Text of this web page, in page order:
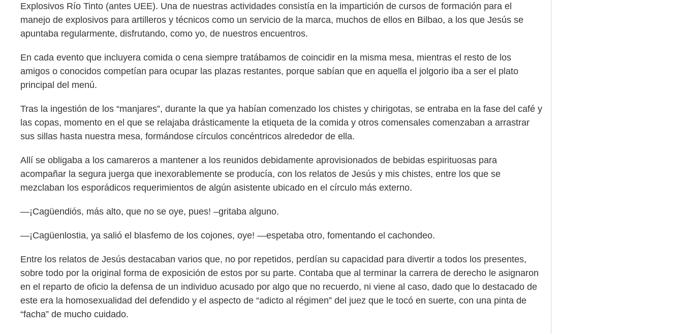
Explosivos Río Tinto (antes UEE). Una de nuestras actividades consistía en la impartición de cursos de formación para el
manejo de explosivos para artilleros y técnicos como un servicio de la marca, muchos de ellos en Bilbao, a los que Jesús se
apuntaba regularmente, disfrutando, como yo, de nuestros encuentros.
En cada evento que incluyera comida o cena siempre tratábamos de coincidir en la misma mesa, mientras el resto de los
amigos o conocidos competían para ocupar las plazas restantes, porque sabían que en aquella el jolgorio iba a ser el plato
principal del menú.
Tras la ingestión de los “manjares”, durante la que ya habían comenzado los chistes y chirigotas, se entraba en la fase del café y
las copas, momento en el que se relajaba drásticamente la etiqueta de la comida y otros comensales comenzaban a arrastrar
sus sillas hasta nuestra mesa, formándose círculos concéntricos alrededor de ella.
Allí se obligaba a los camareros a mantener a los reunidos debidamente aprovisionados de bebidas espirituosas para
acompañar la segura juerga que inexorablemente se producía, con los relatos de Jesús y mis chistes, entre los que se
mezclaban los esporádicos requerimientos de algún asistente ubicado en el círculo más externo.
—¡Cagüendiós, más alto, que no se oye, pues! –gritaba alguno.
—¡Cagüenlostia, ya salió el blasfemo de los cojones, oye! —espetaba otro, fomentando el cachondeo.
Entre los relatos de Jesús destacaban varios que, no por repetidos, perdían su capacidad para divertir a todos los presentes,
sobre todo por la original forma de exposición de estos por su parte. Contaba que al terminar la carrera de derecho le asignaron
en el reparto de oficio la defensa de un individuo acusado por algo que no recuerdo, ni viene al caso, dado que lo destacado de
este era la homosexualidad del defendido y el aspecto de “adicto al régimen” del juez que le tocó en suerte, con una pinta de
“facha” de mucho cuidado.